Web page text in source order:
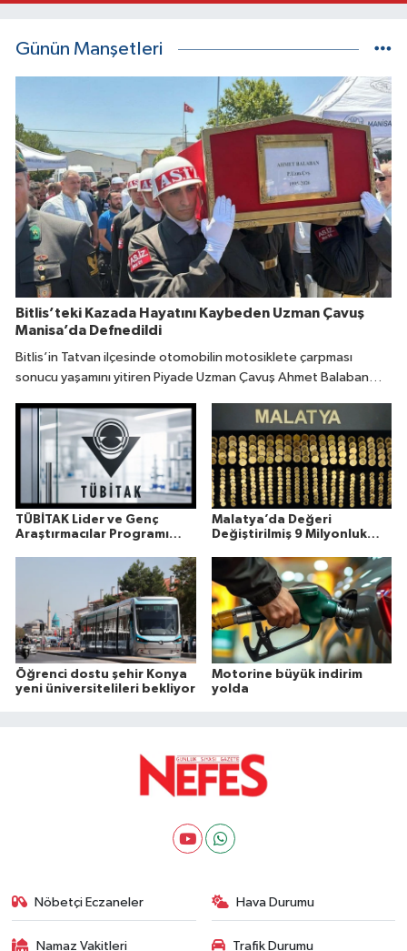
Günün Manşetleri
Bitlis’teki Kazada Hayatını Kaybeden Uzman Çavuş
Manisa’da Defnedildi
Bitlis’in Tatvan ilçesinde otomobilin motosiklete çarpması
sonucu yaşamını yitiren Piyade Uzman Çavuş Ahmet Balaban
TÜBİTAK Lider ve Genç
Araştırmacılar Programı
Malatya’da Değeri
Değiştirilmiş 9 Milyonluk
Öğrenci dostu şehir Konya
yeni üniversitelileri bekliyor
Motorine büyük indirim
yolda
Nöbetçi Eczaneler Hava Durumu
Namaz Vakitleri Trafik Durumu